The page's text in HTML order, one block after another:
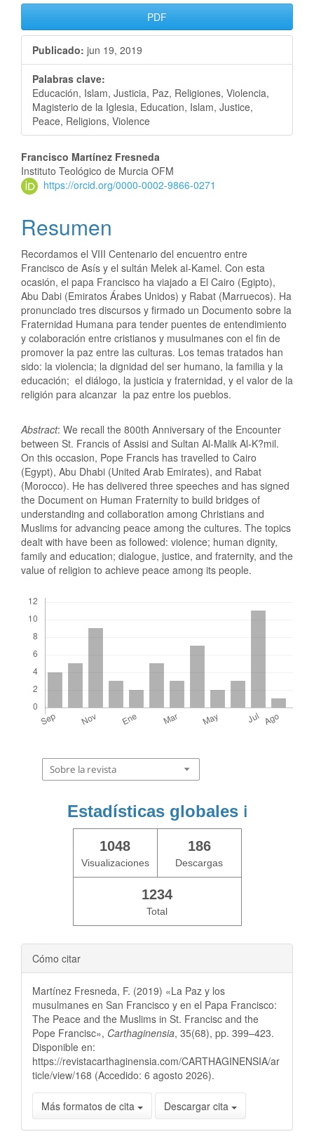
PDF
Publicado: jun 19, 2019
Palabras clave:
Educación, Islam, Justicia, Paz, Religiones, Violencia,
Magisterio de la Iglesia, Education, Islam, Justice,
Peace, Religions, Violence
Francisco Martínez Fresneda
Instituto Teológico de Murcia OFM
https://orcid.org/0000-0002-9866-0271
Resumen
Recordamos el VIII Centenario del encuentro entre
Francisco de Asís y el sultán Melek al-Kamel. Con esta
ocasión, el papa Francisco ha viajado a El Cairo (Egipto),
Abu Dabi (Emiratos Árabes Unidos) y Rabat (Marruecos). Ha
pronunciado tres discursos y firmado un Documento sobre la
Fraternidad Humana para tender puentes de entendimiento
y colaboración entre cristianos y musulmanes con el fin de
promover la paz entre las culturas. Los temas tratados han
sido: la violencia; la dignidad del ser humano, la familia y la
educación; el diálogo, la justicia y fraternidad, y el valor de la
religión para alcanzar la paz entre los pueblos.
Abstract: We recall the 800th Anniversary of the Encounter
between St. Francis of Assisi and Sultan Al-Malik Al-K?mil.
On this occasion, Pope Francis has travelled to Cairo
(Egypt), Abu Dhabi (United Arab Emirates), and Rabat
(Morocco). He has delivered three speeches and has signed
the Document on Human Fraternity to build bridges of
understanding and collaboration among Christians and
Muslims for advancing peace among the cultures. The topics
dealt with have been as followed: violence; human dignity,
family and education; dialogue, justice, and fraternity, and the
value of religion to achieve peace among its people.
Sobre la revista
Estadísticas globales ℹ️
1048
Visualizaciones
186
Descargas
1234
Total
Cómo citar
Martínez Fresneda, F. (2019) «La Paz y los
musulmanes en San Francisco y en el Papa Francisco:
The Peace and the Muslims in St. Francisc and the
Pope Francisc», Carthaginensia, 35(68), pp. 399–423.
Disponible en:
https://revistacarthaginensia.com/CARTHAGINENSIA/ar
ticle/view/168 (Accedido: 6 agosto 2026).
Más formatos de cita Descargar cita